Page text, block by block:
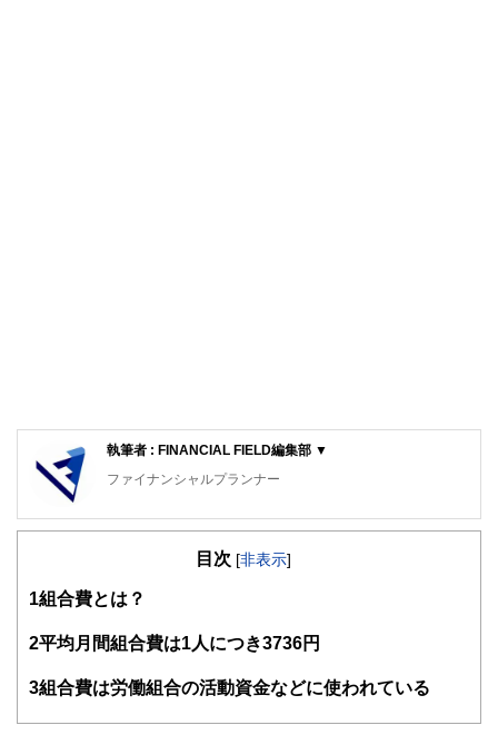
執筆者 : FINANCIAL FIELD編集部 ▼
ファイナンシャルプランナー
FinancialField編集部は、金融、経済に関する記事を、日々
知識がない方でも理解できるようわかりやすく発信していま
得者を中心に「お金や暮らし」に関する書籍・雑誌の編集経
験者で構成され、企画立案から記事掲載まですべての工程に
目次 [非表示]
1 組合費とは？
2平均月間組合費は1人につき3736円
3組合費は労働組合の活動資金などに使われている